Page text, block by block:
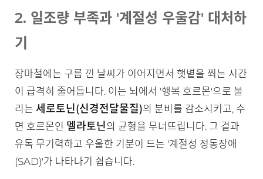
2. 일조량 부족과 '계절성 우울감' 대처하
기
장마철에는 구름 낀 날씨가 이어지면서 햇볕을 쬐는 시간
이 급격히 줄어듭니다. 이는 뇌에서 '행복 호르몬'으로 불
리는 세로토닌(신경전달물질)의 분비를 감소시키고, 수
면 호르몬인 멜라토닌의 균형을 무너뜨립니다. 그 결과
유독 무기력하고 우울한 기분이 드는 '계절성 정동장애
(SAD)'가 나타나기 쉽습니다.